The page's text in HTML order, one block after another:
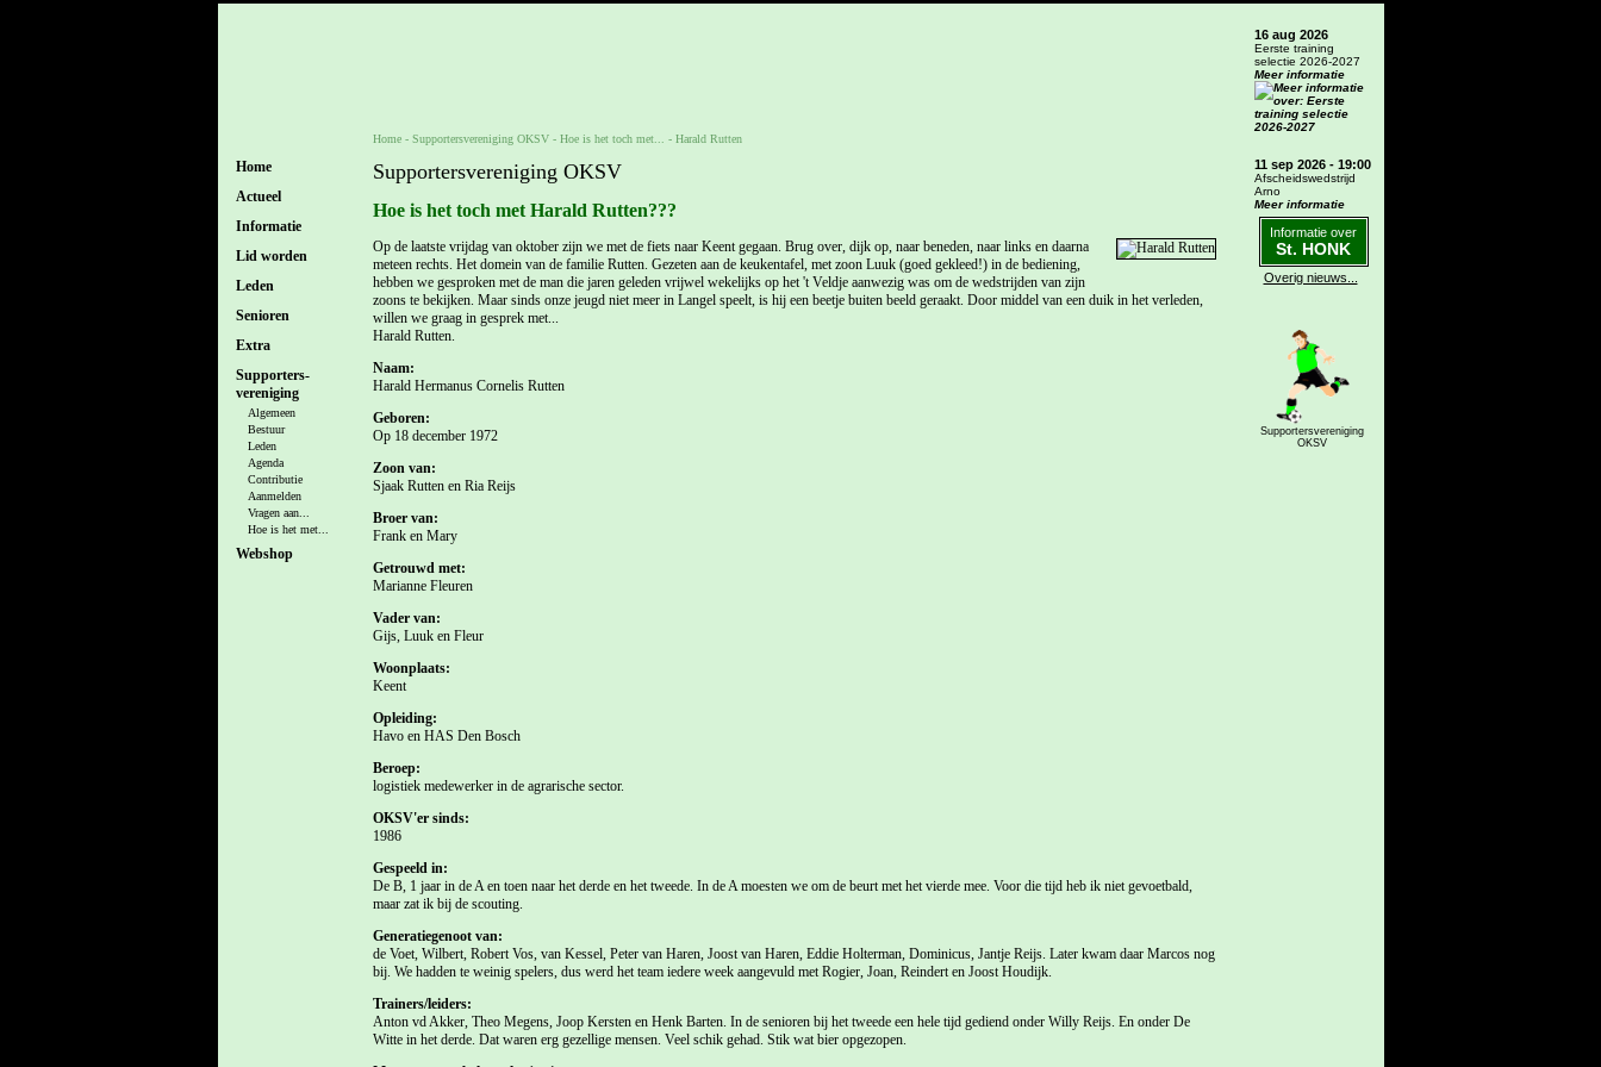
Home
Actueel
Informatie
Lid worden
Leden
Senioren
Extra
Supporters-
vereniging
Algemeen
Bestuur
Leden
Agenda
Contributie
Aanmelden
Vragen aan...
Hoe is het met...
Webshop
Home- Supportersvereniging OKSV- Hoe is het toch met... - Harald Rutten
Supportersvereniging OKSV
Hoe is het toch met Harald Rutten???
Op de laatste vrijdag van oktober zijn we met de fiets naar Keent gegaan. Brug over, dijk op, naar beneden, naar links en daarna
meteen rechts. Het domein van de familie Rutten. Gezeten aan de keukentafel, met zoon Luuk (goed gekleed!) in de bediening,
hebben we gesproken met de man die jaren geleden vrijwel wekelijks op het 't Veldje aanwezig was om de wedstrijden van zijn
zoons te bekijken. Maar sinds onze jeugd niet meer in Langel speelt, is hij een beetje buiten beeld geraakt. Door middel van een duik in het verleden,
willen we graag in gesprek met...
Harald Rutten.
Naam:
Harald Hermanus Cornelis Rutten
Geboren:
Op 18 december 1972
Zoon van:
Sjaak Rutten en Ria Reijs
Broer van:
Frank en Mary
Getrouwd met:
Marianne Fleuren
Vader van:
Gijs, Luuk en Fleur
Woonplaats:
Keent
Opleiding:
Havo en HAS Den Bosch
Beroep:
logistiek medewerker in de agrarische sector.
OKSV'er sinds:
1986
Gespeeld in:
De B, 1 jaar in de A en toen naar het derde en het tweede. In de A moesten we om de beurt met het vierde mee. Voor die tijd heb ik niet gevoetbald,
maar zat ik bij de scouting.
Generatiegenoot van:
de Voet, Wilbert, Robert Vos, van Kessel, Peter van Haren, Joost van Haren, Eddie Holterman, Dominicus, Jantje Reijs. Later kwam daar Marcos nog
bij. We hadden te weinig spelers, dus werd het team iedere week aangevuld met Rogier, Joan, Reindert en Joost Houdijk.
Trainers/leiders:
Anton vd Akker, Theo Megens, Joop Kersten en Henk Barten. In de senioren bij het tweede een hele tijd gediend onder Willy Reijs. En onder De
Witte in het derde. Dat waren erg gezellige mensen. Veel schik gehad. Stik wat bier opgezopen.
16 aug 2026
Eerste training
selectie 2026-2027
Meer informatie
11 sep 2026 - 19:00
Afscheidswedstrijd
Arno
Meer informatie
Informatie over
St. HONK
Overig nieuws...
Supportersvereniging
OKSV